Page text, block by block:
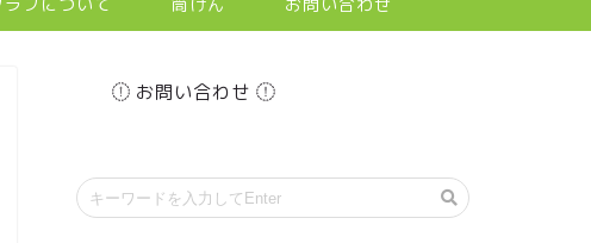
ラブについて 筒けん お問い合わせ
お問い合わせ